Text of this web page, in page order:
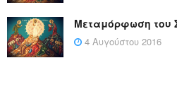
Μεταμόρφωση του
4 Αυγούστου 2016